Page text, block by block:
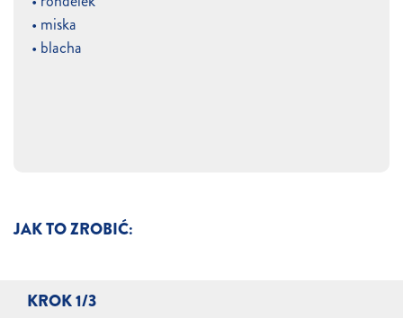
JAK TO ZROBIĆ:
KROK 1/3
• miska
• blacha